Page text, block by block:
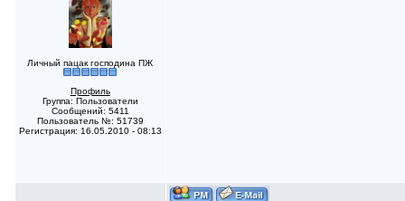
Личный пацак господина ПЖ
Профиль
Группа: Пользователи
Сообщений: 5411
Пользователь №: 51739
Регистрация: 16.05.2010 - 08:13